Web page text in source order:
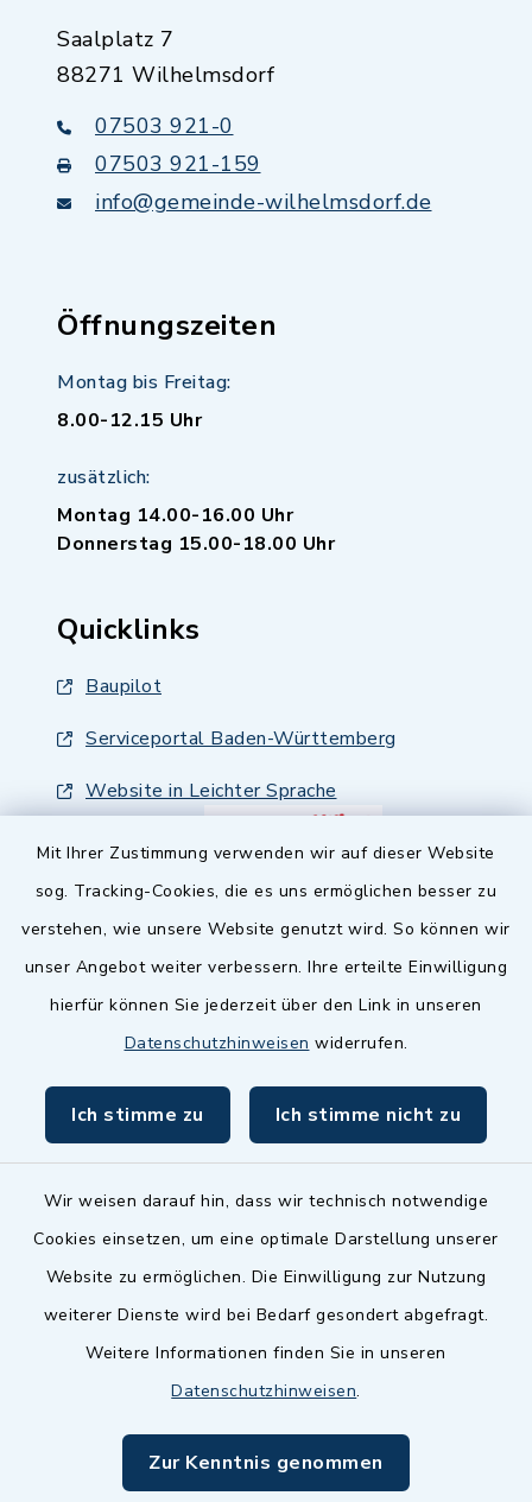
Mit Ihrer Zustimmung verwenden wir auf dieser Website
sog. Tracking-Cookies, die es uns ermöglichen besser zu
verstehen, wie unsere Website genutzt wird. So können wir
unser Angebot weiter verbessern. Ihre erteilte Einwilligung
hierfür können Sie jederzeit über den Link in unseren
Datenschutzhinweisen widerrufen.
Ich stimme zu Ich stimme nicht zu
Wir weisen darauf hin, dass wir technisch notwendige
Cookies einsetzen, um eine optimale Darstellung unserer
Website zu ermöglichen. Die Einwilligung zur Nutzung
weiterer Dienste wird bei Bedarf gesondert abgefragt.
Weitere Informationen finden Sie in unseren
Datenschutzhinweisen.
Zur Kenntnis genommen
Saalplatz 7
88271 Wilhelmsdorf
07503 921-0
07503 921-159
info@gemeinde-wilhelmsdorf.de
Öffnungszeiten
Montag bis Freitag:
8.00-12.15 Uhr
zusätzlich:
Montag 14.00-16.00 Uhr
Donnerstag 15.00-18.00 Uhr
Quicklinks
Baupilot
Serviceportal Baden-Württemberg
Website in Leichter Sprache
Kontakt
Datenschutz
Impressum
Sitemap
Cookie-Einstellungen